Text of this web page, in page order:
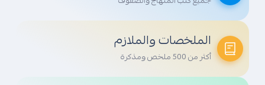
الملخصات والملازم
أكثر من 500 ملخص ومذكرة